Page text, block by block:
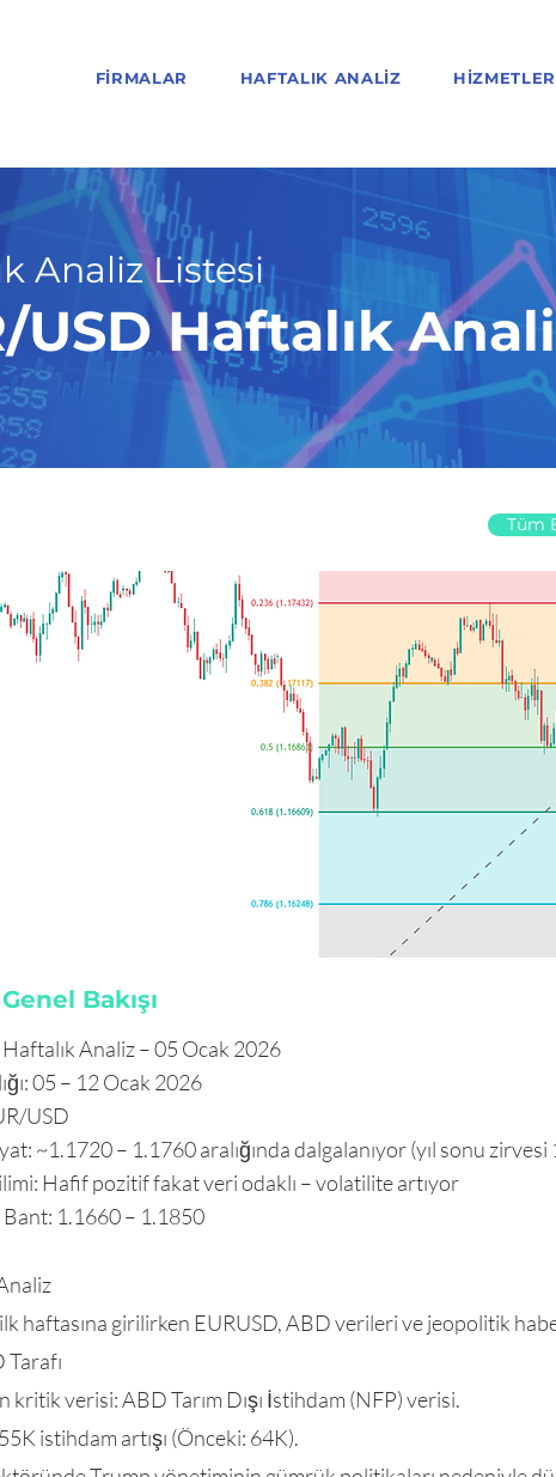
FIRMALAR HAFTALIK ANALIZ
Analiz Listesi
USD Haftalık
Tüm
Bakışı
Analiz – 05 Ocak 2026
05 – 12 Ocak 2026
USD
~1.1720 – 1.1760 aralığında dalgalanıyor (yıl sonu zirvesi
Hafif pozitif fakat veri odaklı – volatilite artıyor
1.1660 – 1.1850
haftasına girilirken EURUSD, ABD verileri ve jeopolitik
kritik verisi: ABD Tarım Dışı İstihdam (NFP) verisi.
istihdam artışı (Önceki: 64K).